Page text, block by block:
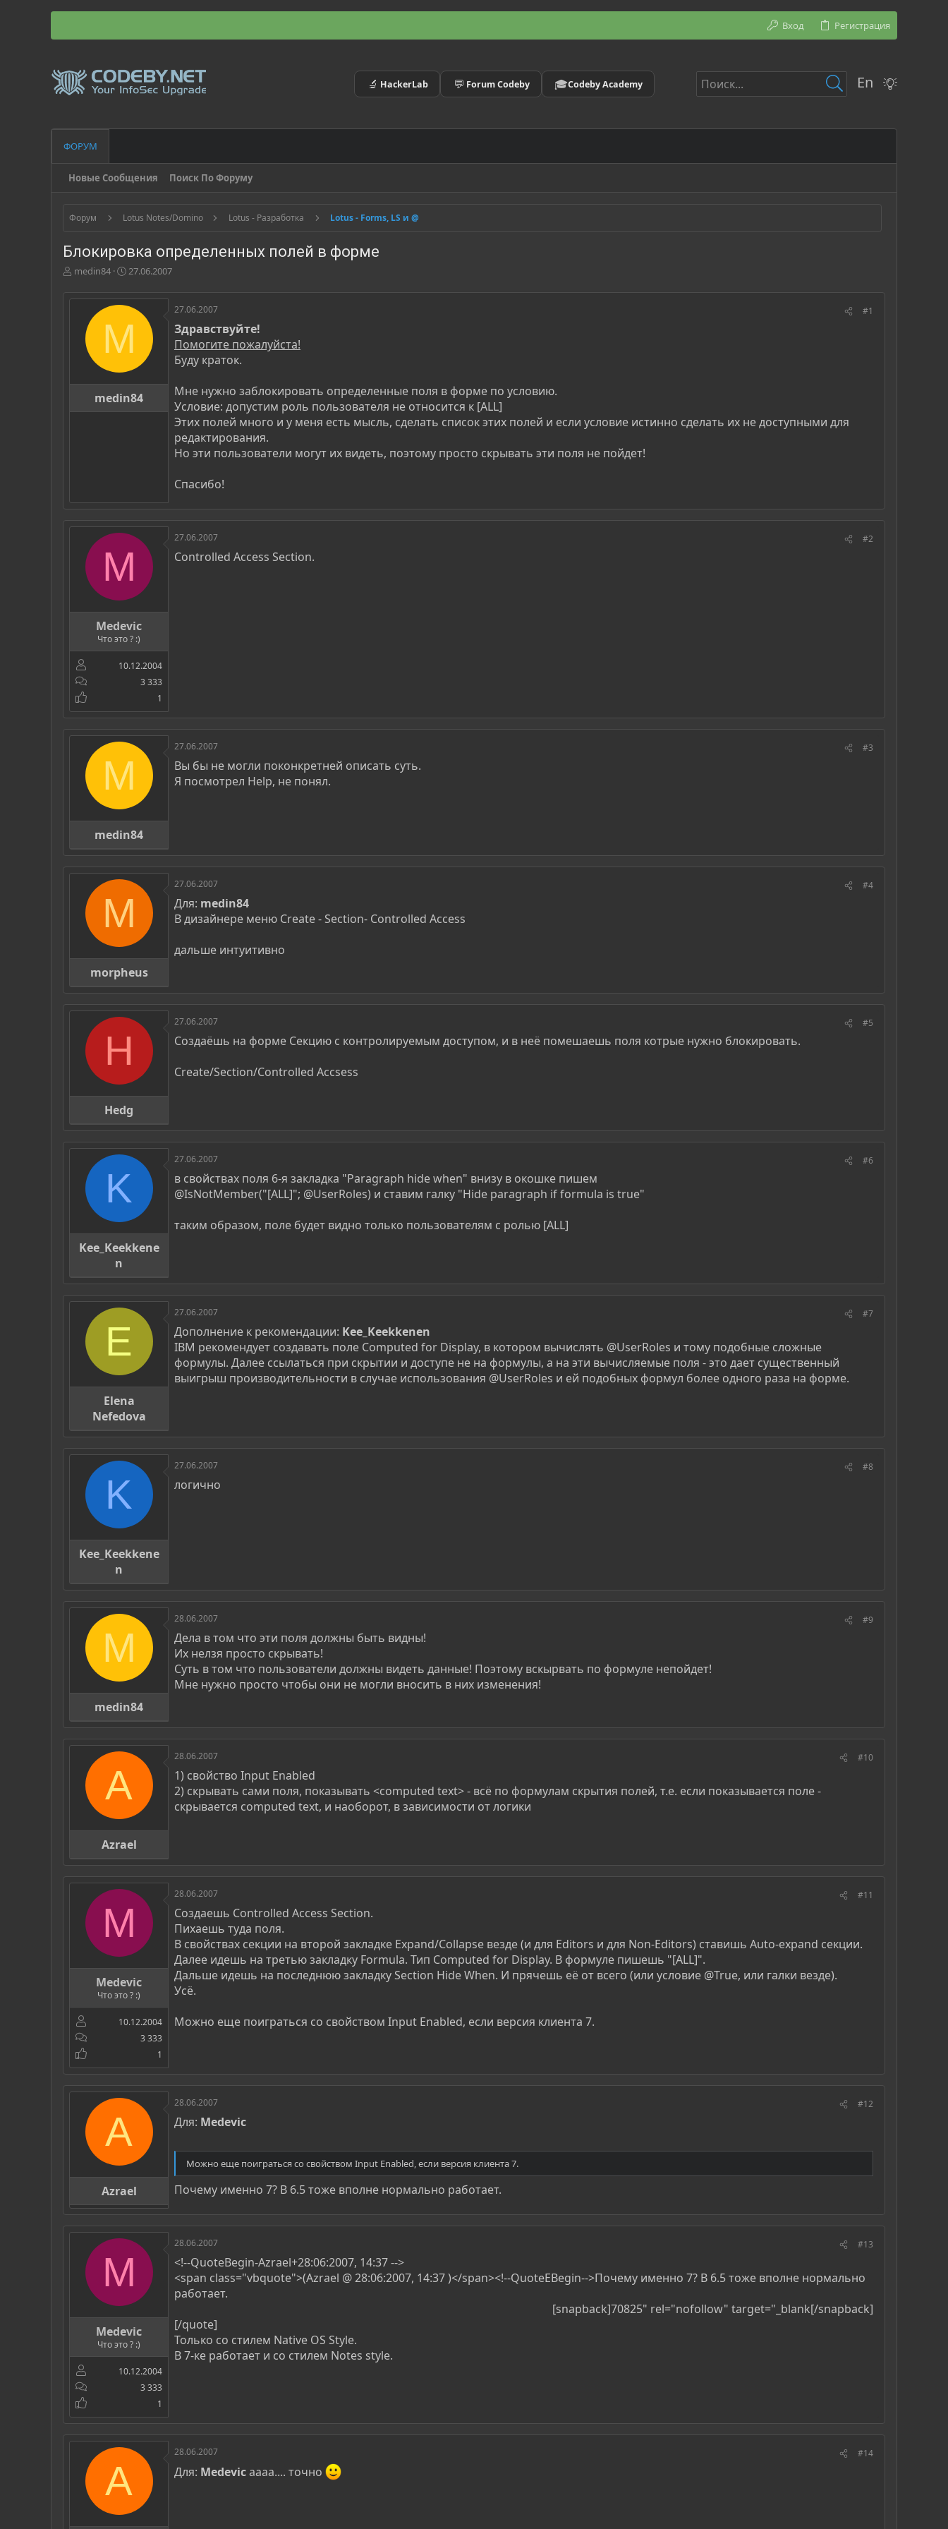
Вход Регистрация
🔬 HackerLab 💬 Forum Codeby 🎓Codeby Academy En
ФОРУМ
Новые Сообщения Поиск По Форуму
Форум Lotus Notes/Domino Lotus - Разработка Lotus - Forms, LS и @
Блокировка определенных полей в форме
А
т
medin84
Д
т
а
а
л
а
27.06.2007
M
medin84
27.06.2007 #1
Здравствуйте!
Помогите пожалуйста!
Буду краток.
Мне нужно заблокировать определенные поля в форме по условию.
Условие: допустим роль пользователя не относится к [ALL]
Этих полей много и у меня есть мысль, сделать список этих полей и если условие истинно сделать их не доступными для
редактирования.
Но эти пользователи могут их видеть, поэтому просто скрывать эти поля не пойдет!
Спасибо!
M
Medevic
Что это ? :)
10.12.2004
3 333
1
27.06.2007 #2
Controlled Access Section.
M
medin84
27.06.2007 #3
Вы бы не могли поконкретней описать суть.
Я посмотрел Help, не понял.
M
morpheus
27.06.2007 #4
Для: medin84
В дизайнере меню Create - Section- Controlled Access
дальше интуитивно
H
Hedg
27.06.2007 #5
Создаёшь на форме Секцию с контролируемым доступом, и в неё помешаешь поля котрые нужно блокировать.
Create/Section/Controlled Accsess
K
Kee_Keekkene
n
27.06.2007 #6
в свойствах поля 6-я закладка "Paragraph hide when" внизу в окошке пишем
@IsNotMember("[ALL]"; @UserRoles) и ставим галку "Hide paragraph if formula is true"
таким образом, поле будет видно только пользователям с ролью [ALL]
E
Elena
Nefedova
27.06.2007 #7
Дополнение к рекомендации: Kee_Keekkenen
IBM рекомендует создавать поле Computed for Display, в котором вычислять @UserRoles и тому подобные сложные
формулы. Далее ссылаться при скрытии и доступе не на формулы, а на эти вычисляемые поля - это дает существенный
выигрыш производительности в случае использования @UserRoles и ей подобных формул более одного раза на форме.
K
Kee_Keekkene
n
27.06.2007 #8
логично
M
medin84
28.06.2007 #9
Дела в том что эти поля должны быть видны!
Их нелзя просто скрывать!
Суть в том что пользователи должны видеть данные! Поэтому вскырвать по формуле непойдет!
Мне нужно просто чтобы они не могли вносить в них изменения!
A
Azrael
28.06.2007 #10
1) свойство Input Enabled
2) скрывать сами поля, показывать <computed text> - всё по формулам скрытия полей, т.е. если показывается поле -
скрывается computed text, и наоборот, в зависимости от логики
M
Medevic
Что это ? :)
10.12.2004
3 333
1
28.06.2007 #11
Создаешь Controlled Access Section.
Пихаешь туда поля.
В свойствах секции на второй закладке Expand/Collapse везде (и для Editors и для Non-Editors) ставишь Auto-expand секции.
Далее идешь на третью закладку Formula. Тип Computed for Display. В формуле пишешь "[ALL]".
Дальше идешь на последнюю закладку Section Hide When. И прячешь её от всего (или условие @True, или галки везде).
Усё.
Можно еще поиграться со свойством Input Enabled, если версия клиента 7.
A
Azrael
28.06.2007 #12
Для: Medevic
Можно еще поиграться со свойством Input Enabled, если версия клиента 7.
Почему именно 7? В 6.5 тоже вполне нормально работает.
M
Medevic
Что это ? :)
10.12.2004
3 333
1
28.06.2007 #13
<!--QuoteBegin-Azrael+28:06:2007, 14:37 -->
<span class="vbquote">(Azrael @ 28:06:2007, 14:37 )</span><!--QuoteEBegin-->Почему именно 7? В 6.5 тоже вполне нормально
работает.
[snapback]70825" rel="nofollow" target="_blank[/snapback]​
[/quote]
Только со стилем Native OS Style.
В 7-ке работает и со стилем Notes style.
A
28.06.2007 #14
Для: Medevicаааа.... точно